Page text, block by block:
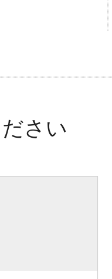
さい